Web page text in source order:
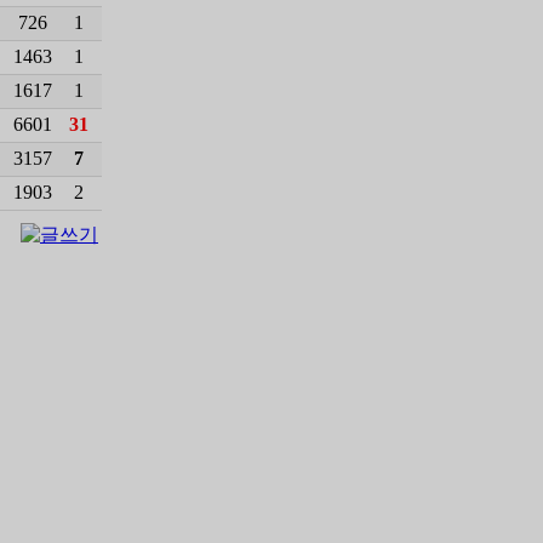
726
1
1463
1
1617
1
6601
31
3157
7
1903
2